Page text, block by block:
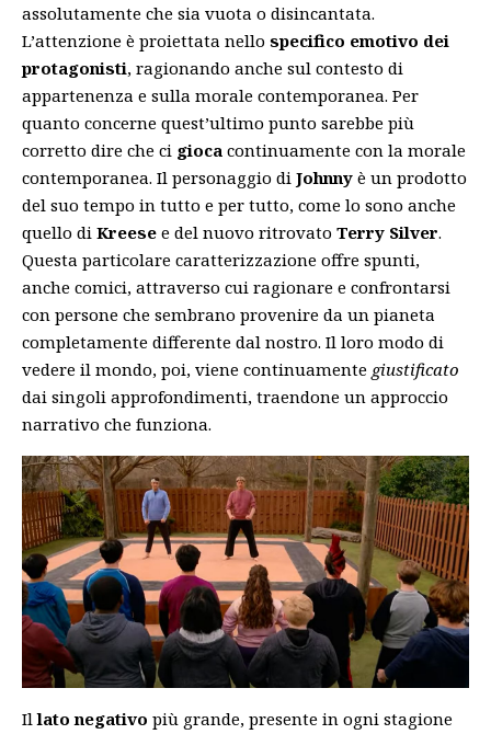
assolutamente che sia vuota o disincantata.
L’attenzione è proiettata nello specifico emotivo dei
protagonisti, ragionando anche sul contesto di
appartenenza e sulla morale contemporanea. Per
quanto concerne quest’ultimo punto sarebbe più
corretto dire che ci gioca continuamente con la morale
contemporanea. Il personaggio di Johnny è un prodotto
del suo tempo in tutto e per tutto, come lo sono anche
quello di Kreese e del nuovo ritrovato Terry Silver.
Questa particolare caratterizzazione offre spunti,
anche comici, attraverso cui ragionare e confrontarsi
con persone che sembrano provenire da un pianeta
completamente differente dal nostro. Il loro modo di
vedere il mondo, poi, viene continuamente giustificato
dai singoli approfondimenti, traendone un approccio
narrativo che funziona.
Illato negativo più grande, presente in ogni stagione